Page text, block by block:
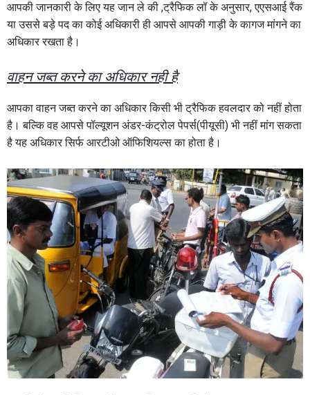
आपकी जानकारी के लिए यह जान ले की ,ट्रैफिक लॉ के अनुसार, एएसआई रैंक
या उससे बड़े पद का कोई अधिकारी ही आपसे आपकी गाड़ी के कागज मांगने का
अधिकार रखता है।
वाहन जब्त करने का अधिकार नही है
आपका वाहन जब्त करने का अधिकार किसी भी ट्रैफिक हवलदार को नहीं होता
है। बल्कि वह आपसे पॉल्यूशन अंडर-कंट्रोल पेपर्स(पीयूसी) भी नहीं मांग सकता
है यह अधिकार सिर्फ आरटीओ ऑफिशियल्स का होता है।